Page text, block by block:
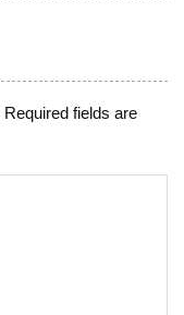
Required fields are